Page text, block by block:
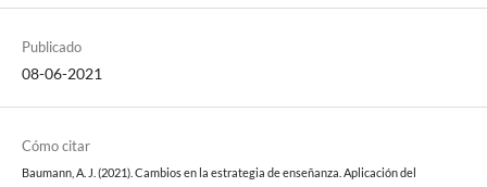
Publicado
08-06-2021
Cómo citar
Baumann, A. J. (2021). Cambios en la estrategia de enseñanza. Aplicación del